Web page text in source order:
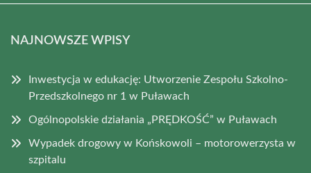
NAJNOWSZE WPISY
Inwestycja w edukację: Utworzenie Zespołu Szkolno-
Przedszkolnego nr 1 w Puławach
Ogólnopolskie działania „PRĘDKOŚĆ” w Puławach
Wypadek drogowy w Końskowoli – motorowerzysta w
szpitalu